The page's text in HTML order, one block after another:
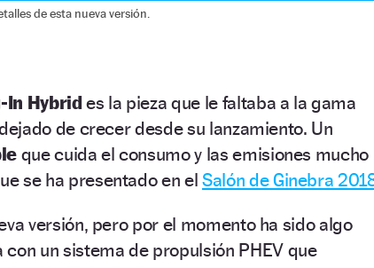
de esta nueva versión.
In Hybrides la pieza que le faltaba a la gama
de crecer desde su lanzamiento. Un
que cuida el consumo y las emisiones mucho
se ha presentado en el Salón de Ginebra
versión, pero por el momento ha sido algo
con un sistema de propulsión PHEV que